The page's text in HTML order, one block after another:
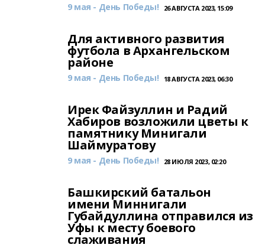
9 мая - День Победы! 26 АВГУСТА 2023, 15:09
Для активного развития
футбола в Архангельском
районе
9 мая - День Победы! 18 АВГУСТА 2023, 06:30
Ирек Файзуллин и Радий
Хабиров возложили цветы к
памятнику Минигали
Шаймуратову
9 мая - День Победы! 28 ИЮЛЯ 2023, 02:20
Башкирский батальон
имени Миннигали
Губайдуллина отправился из
Уфы к месту боевого
слаживания